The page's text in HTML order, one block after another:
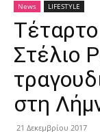
News LIFESTYLE
Στέλιο
στη
21 Δεκεμβρίου 2017